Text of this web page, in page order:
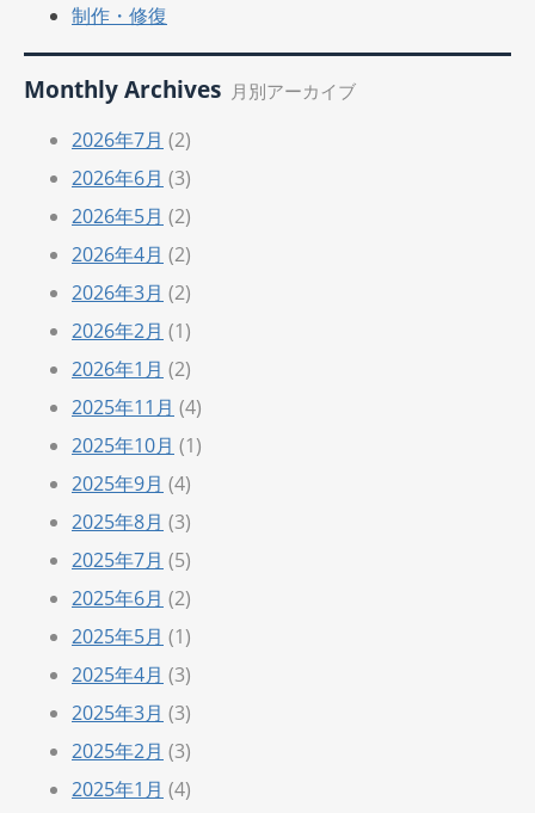
制作・修復
Monthly Archives 月別アーカイブ
2026年7月 (2)
2026年6月 (3)
2026年5月 (2)
2026年4月 (2)
2026年3月 (2)
2026年2月 (1)
2026年1月 (2)
2025年11月 (4)
2025年10月 (1)
2025年9月 (4)
2025年8月 (3)
2025年7月 (5)
2025年6月 (2)
2025年5月 (1)
2025年4月 (3)
2025年3月 (3)
2025年2月 (3)
2025年1月 (4)